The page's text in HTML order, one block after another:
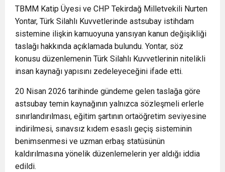
TBMM Katip Üyesi ve CHP Tekirdağ Milletvekili Nurten
Yontar, Türk Silahlı Kuvvetlerinde astsubay istihdam
sistemine ilişkin kamuoyuna yansıyan kanun değişikliği
taslağı hakkında açıklamada bulundu. Yontar, söz
konusu düzenlemenin Türk Silahlı Kuvvetlerinin nitelikli
insan kaynağı yapısını zedeleyeceğini ifade etti.
20 Nisan 2026 tarihinde gündeme gelen taslağa göre
astsubay temin kaynağının yalnızca sözleşmeli erlerle
sınırlandırılması, eğitim şartının ortaöğretim seviyesine
indirilmesi, sınavsız kıdem esaslı geçiş sisteminin
benimsenmesi ve uzman erbaş statüsünün
kaldırılmasına yönelik düzenlemelerin yer aldığı iddia
edildi.